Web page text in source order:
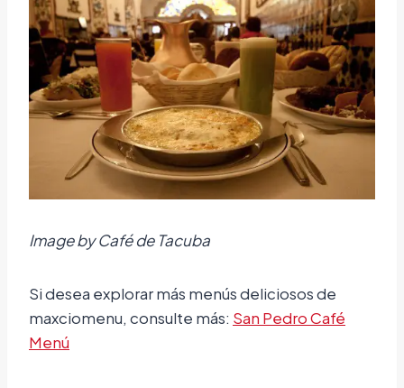
Image by Café de Tacuba
Si desea explorar más menús deliciosos de
maxciomenu, consulte más: San Pedro Café
Menú